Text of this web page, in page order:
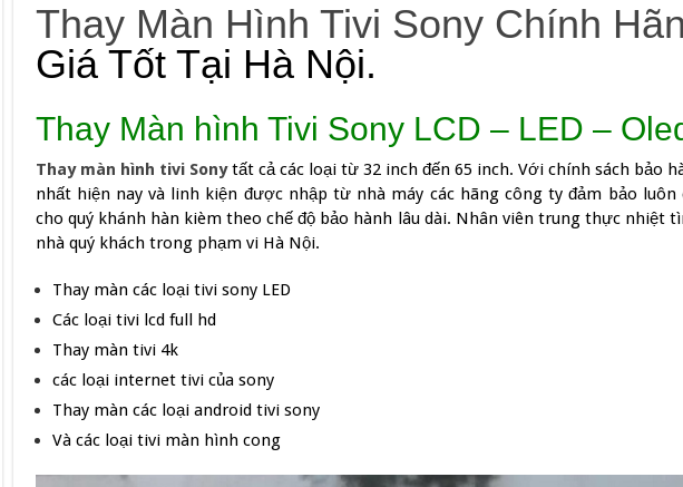
Thay Màn Hình Tivi Sony Chính
Giá Tốt Tại Hà Nội.
Thay Màn hình Tivi Sony LCD – LED –
Thay màn hình tivi Sonytất cả các loại từ 32 inch đến 65 inch. Với chính sách bảo
nhất hiện nay và linh kiện được nhập từ nhà máy các hãng công ty đảm bảo
cho quý khánh hàn kièm theo chế độ bảo hành lâu dài. Nhân viên trung thực nhiệt
nhà quý khách trong phạm vi Hà Nội.
Thay màn các loại tivi sony LED
Các loại tivi lcd full hd
Thay màn tivi 4k
các loại internet tivi của sony
Thay màn các loại android tivi sony
Và các loại tivi màn hình cong